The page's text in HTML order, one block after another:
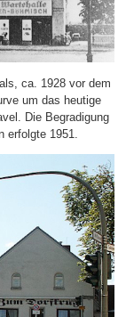
ca. 1928 vor dem
um das heutige
Die Begradigung
erfolgte 1951.